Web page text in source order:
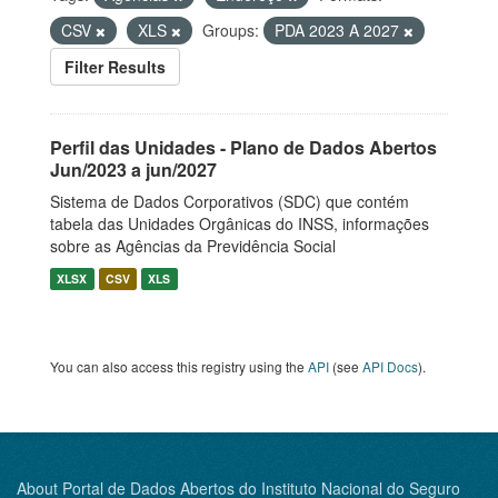
CSV
XLS Groups:
PDA 2023 A 2027
Filter Results
Perfil das Unidades - Plano de Dados Abertos
Jun/2023 a jun/2027
Sistema de Dados Corporativos (SDC) que contém
tabela das Unidades Orgânicas do INSS, informações
sobre as Agências da Previdência Social
XLSX CSV XLS
You can also access this registry using the API (see API Docs).
About Portal de Dados Abertos do Instituto Nacional do Seguro